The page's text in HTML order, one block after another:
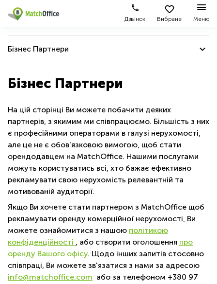
Дзвінок Вибране Меню
Тип
Бізнес-
центри
Коворкінги
офіси
Популярні
Печерський
район
Подільський
район
Солом'янський
район
Франківськ
Популярні
Києва
Офіси у
Печерському
районі
Конференц-
зал Львів
Коворкінг
Київ
Допомога
Про нас
Здати в оренду
Увійти
Бізнес Партнери
Про нас
Про нас
Бізнес Партнери
Наша команда
Історія компанії
Ми співпрацюємо
Допомога українцям
Новини
Вакансії
Контакти
Бізнес Партнери
На цій сторінці Ви можете побачити деяких
партнерів, з якимим ми співпрацюємо. Більшість з них
є професійними операторами в галузі нерухомості,
але це не є обов'язковою вимогою, щоб стати
орендодавцем на MatchOffice. Нашими послугами
можуть користуватись всі, хто бажає ефективно
рекламувати свою нерухомість релевантній та
мотивованій аудиторії.
Якщо Ви хочете стати партнером з MatchOffice щоб
рекламувати оренду комерційної нерухомості, Ви
можете ознайомитися з нашою політикою
конфіденційності
, або створити оголошення про
оренду Вашого офісу. Щодо інших запитів стосовно
співпраці, Ви можете зв'язатися з нами за адресою
info@matchoffice.com або за телефоном +380 97